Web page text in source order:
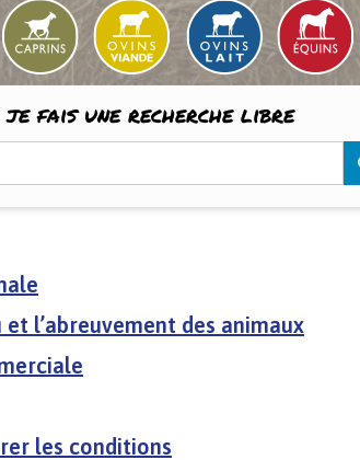
je fais une recherche libre
l’abreuvement des animaux
les conditions